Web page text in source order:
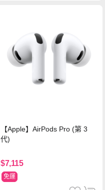
【Apple】AirPods Pro (第 3
代)
$7,115
免運